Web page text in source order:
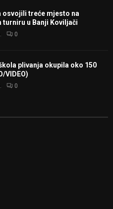
osvojili treće mjesto na
u Banji Koviljači
0
plivanja okupila oko 150
VIDEO)
0